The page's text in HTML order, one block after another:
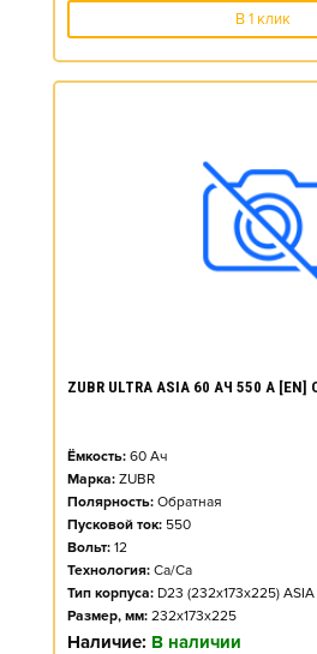
В 1 клик
ZUBR ULTRA ASIA 60 АЧ 550 А
Ёмкость: 60 Ач
Марка: ZUBR
Полярность: Обратная
Пусковой ток: 550
Вольт: 12
Технология: Ca/Ca
Тип корпуса: D23 (232x173x225) ASIA
Размер, мм: 232x173x225
Наличие: В наличии